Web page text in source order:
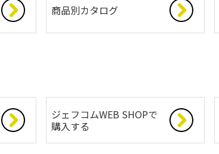
商品別カタログ
ジェフコムWEB SHOPで
購入する